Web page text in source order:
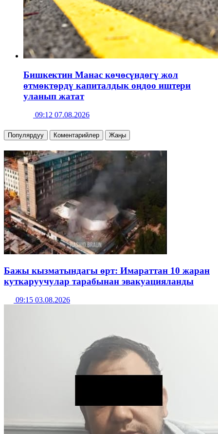
Бишкектин Манас көчөсүндөгү жол
өтмөктөрдү капиталдык оңдоо иштери
уланып жатат
09:12 07.08.2026
Популярдуу Коментарийлер Жаңы
Бажы кызматындагы өрт: Имараттан 10 жаран
куткаруучулар тарабынан эвакуацияланды
09:15 03.08.2026